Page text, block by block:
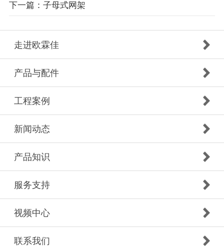
下一篇：子母式网架
走进欧霖佳
产品与配件
工程案例
新闻动态
产品知识
服务支持
视频中心
联系我们